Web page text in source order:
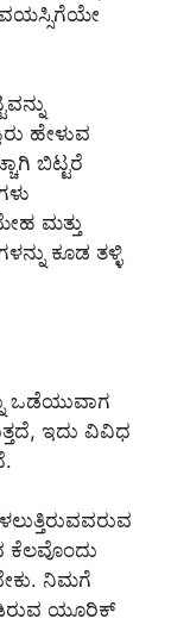
ವಯಸ್ಸಿಗೆಯೇ
ಹೇಳುವ
ಬಿಟ್ಟರೆ
ಮತ್ತು
ಕೂಡ ತಳ್ಳಿ
ಒಡೆಯುವಾಗ
ಇದು ವಿವಿಧ
ಕೆಲವೊಂದು
ನಿಮಗೆ
ಯೂರಿಕ್